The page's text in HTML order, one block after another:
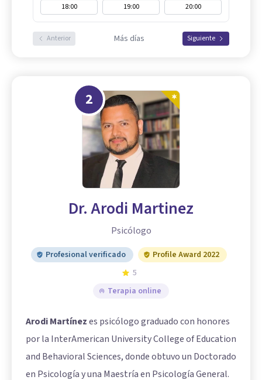
18:00
19:00 20:00
Anterior Más días Siguiente
2
Dr. Arodi Martinez
Psicólogo
Profesional verificado
Profile Award 2022
5
Terapia online
Arodi Martínezes psicólogo graduado con honores
por la InterAmerican University College of Education
and Behavioral Sciences, donde obtuvo un Doctorado
en Psicología y una Maestría en Psicología General.